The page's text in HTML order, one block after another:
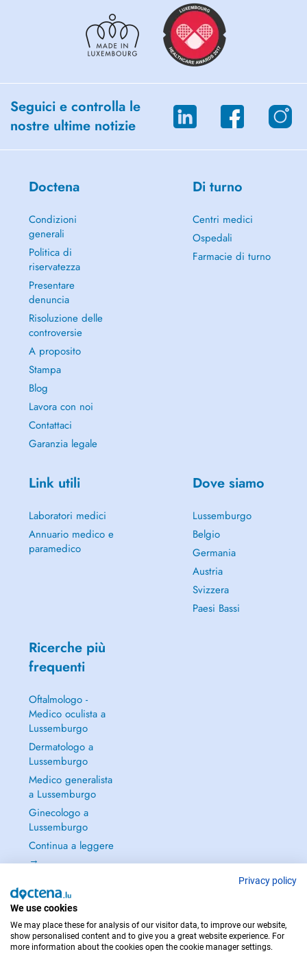
Seguici e controlla le
nostre ultime notizie
Doctena
Condizioni
generali
Politica di
riservatezza
Presentare
denuncia
Risoluzione delle
controversie
A proposito
Stampa
Blog
Lavora con noi
Contattaci
Garanzia legale
Di turno
Centri medici
Ospedali
Farmacie di turno
Link utili
Laboratori medici
Annuario medico e
paramedico
Dove siamo
Lussemburgo
Belgio
Germania
Austria
Svizzera
Paesi Bassi
Ricerche più
frequenti
Oftalmologo -
Medico oculista a
Lussemburgo
Dermatologo a
Lussemburgo
Medico generalista
a Lussemburgo
Ginecologo a
Lussemburgo
Continua a leggere
→
PER LE URGENZE, CONSULTARE : 112
Copyright © 2026 - DOCTENA S.A. 42, Rue de la Vallée, L-2661 Luxembourg
Privacy policy
We use cookies
We may place these for analysis of our visitor data, to improve our website,
show personalised content and to give you a great website experience. For
more information about the cookies open the cookie manager settings.